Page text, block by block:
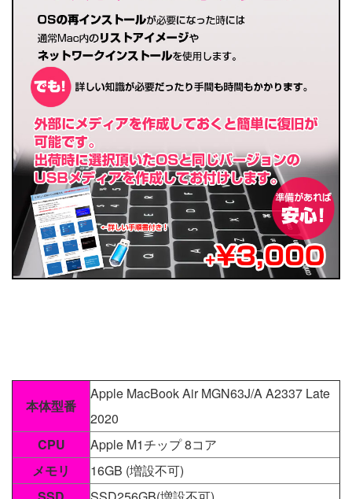
本体型番
Apple MacBook Air MGN63J/A A2337 Late
2020
CPU
Apple M1チップ 8コア
メモリ
16GB (増設不可)